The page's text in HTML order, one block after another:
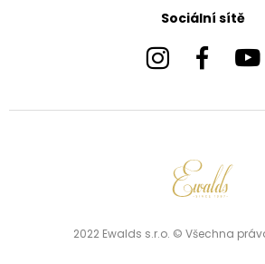
Sociální sítě
2022 Ewalds s.r.o. © Všechna